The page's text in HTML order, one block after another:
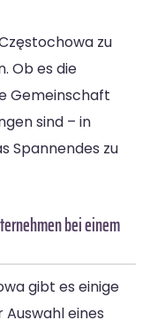
zu
Ob es die
Gemeinschaft
sind – in
Spannendes zu
bei einem
gibt es einige
eines